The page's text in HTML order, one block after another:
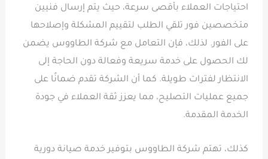
احتياجات العملاء بأقصى سرعة، حيث يتم إرسال فنيين
متخصصين فور تلقي الطلب لتقييم المشكلة وإصلاحها
على الفور. لذلك، فإن التعامل مع شركة الطاووس يضمن
لك الحصول على خدمة سريعة وفعالة دون الحاجة إلى
الانتظار لفترات طويلة. كما أن الشركة تقدم ضمانًا على
جميع عمليات التصليح، مما يعزز ثقة العملاء في جودة
الخدمة المقدمة.
كذلك، تهتم شركة الطاووس بتوفير خدمة صيانة دورية